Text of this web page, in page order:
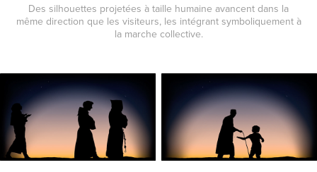
Des silhouettes projetées à taille humaine avancent dans la
même direction que les visiteurs, les intégrant symboliquement à
la marche collective.